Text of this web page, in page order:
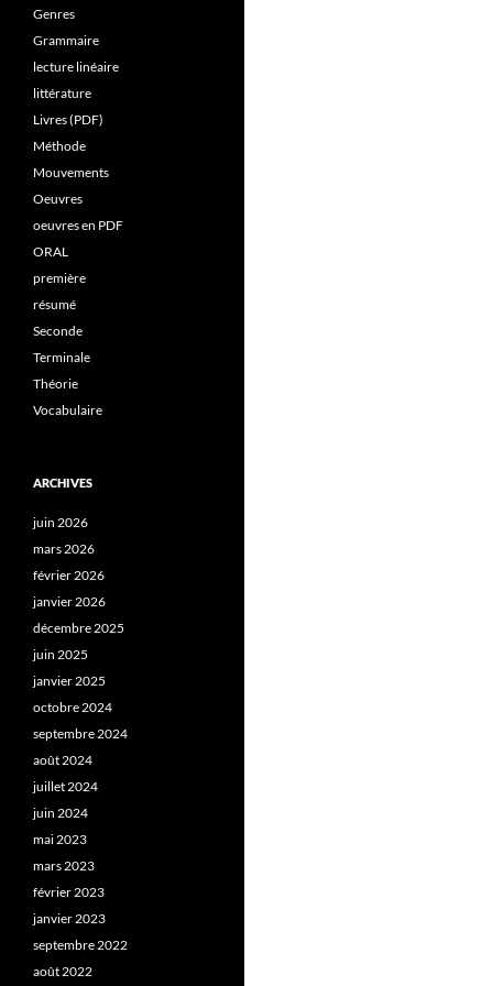
Genres
Grammaire
lecture linéaire
littérature
Livres (PDF)
Méthode
Mouvements
Oeuvres
oeuvres en PDF
ORAL
première
résumé
Seconde
Terminale
Théorie
Vocabulaire
ARCHIVES
juin 2026
mars 2026
février 2026
janvier 2026
décembre 2025
juin 2025
janvier 2025
octobre 2024
septembre 2024
août 2024
juillet 2024
juin 2024
mai 2023
mars 2023
février 2023
janvier 2023
septembre 2022
août 2022